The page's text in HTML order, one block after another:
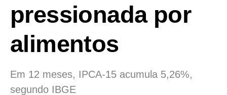
pressionada por
alimentos
Em 12 meses, IPCA-15 acumula 5,26%,
segundo IBGE